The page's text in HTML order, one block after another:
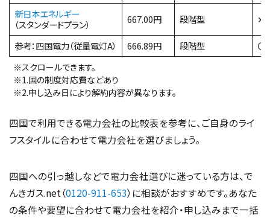
新日本エネルギー
（スタンダードプラン）
667.00円 段階型 ✕
参考：四国電力（従量電灯A） 666.89円 段階型 〇
※スクロールできます。
※1.国の制度対応費などあり
※2.申し込み日により解約内容が異なります。
四国で利用できる電力会社の比較表を参考に、ご自身のライ
フスタイルに合わせて電力会社を選びましょう。
四国への引っ越しなどで電力会社選びに迷っている方は、で
んきガス.net（0120-911-653）に相談がおすすめです。あなた
の条件や要望に合わせて電力会社を紹介・申し込みまで一括